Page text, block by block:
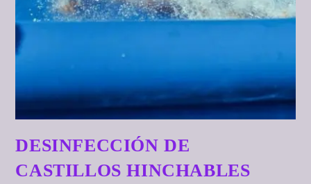
DESINFECCIÓN DE
CASTILLOS HINCHABLES